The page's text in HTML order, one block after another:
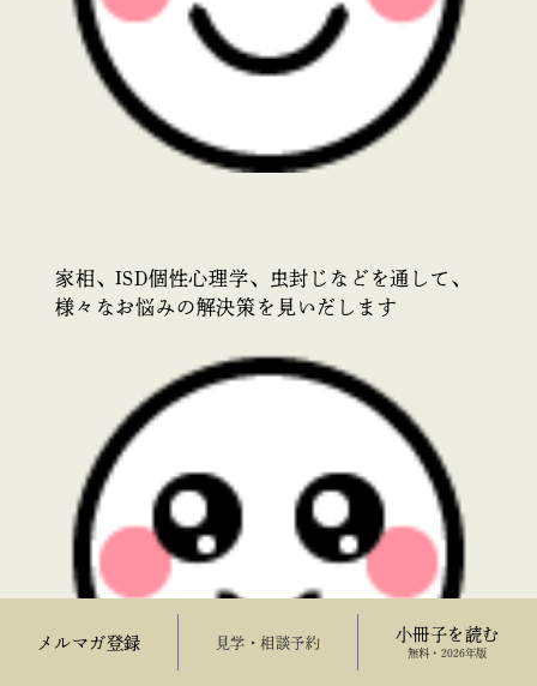
メルマガ登録 来場予約 小冊子を読む
無料・2026年版
家相、ISD個性心理学、虫封じなどを通して、
様々なお悩みの解決策を見いだします